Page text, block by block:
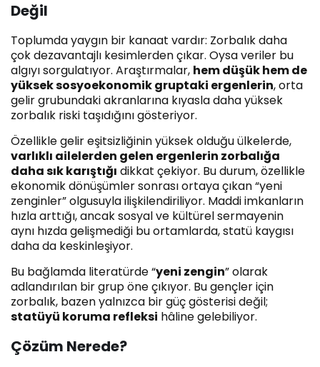
Değil
Toplumda yaygın bir kanaat vardır: Zorbalık daha
çok dezavantajlı kesimlerden çıkar. Oysa veriler bu
algıyı sorgulatıyor. Araştırmalar, hem düşük hem de
yüksek sosyoekonomik gruptaki ergenlerin, orta
gelir grubundaki akranlarına kıyasla daha yüksek
zorbalık riski taşıdığını gösteriyor.
Özellikle gelir eşitsizliğinin yüksek olduğu ülkelerde,
varlıklı ailelerden gelen ergenlerin zorbalığa
daha sık karıştığı dikkat çekiyor. Bu durum, özellikle
ekonomik dönüşümler sonrası ortaya çıkan “yeni
zenginler” olgusuyla ilişkilendiriliyor. Maddi imkanların
hızla arttığı, ancak sosyal ve kültürel sermayenin
aynı hızda gelişmediği bu ortamlarda, statü kaygısı
daha da keskinleşiyor.
Bu bağlamda literatürde “yeni zengin” olarak
adlandırılan bir grup öne çıkıyor. Bu gençler için
zorbalık, bazen yalnızca bir güç gösterisi değil;
statüyü koruma refleksi hâline gelebiliyor.
Çözüm Nerede?